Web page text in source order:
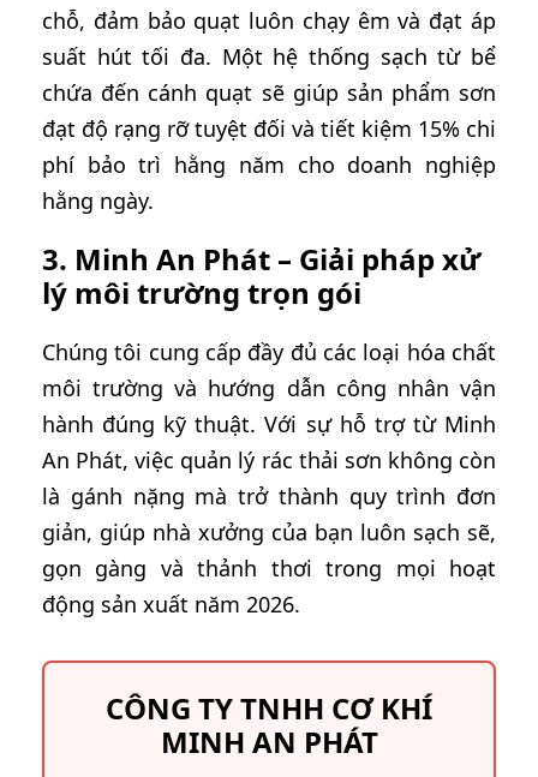
chỗ, đảm bảo quạt luôn chạy êm và đạt áp
suất hút tối đa. Một hệ thống sạch từ bể
chứa đến cánh quạt sẽ giúp sản phẩm sơn
đạt độ rạng rỡ tuyệt đối và tiết kiệm 15% chi
phí bảo trì hằng năm cho doanh nghiệp
hằng ngày.
3. Minh An Phát – Giải pháp xử
lý môi trường trọn gói
Chúng tôi cung cấp đầy đủ các loại hóa chất
môi trường và hướng dẫn công nhân vận
hành đúng kỹ thuật. Với sự hỗ trợ từ Minh
An Phát, việc quản lý rác thải sơn không còn
là gánh nặng mà trở thành quy trình đơn
giản, giúp nhà xưởng của bạn luôn sạch sẽ,
gọn gàng và thảnh thơi trong mọi hoạt
động sản xuất năm 2026.
CÔNG TY TNHH CƠ KHÍ
MINH AN PHÁT